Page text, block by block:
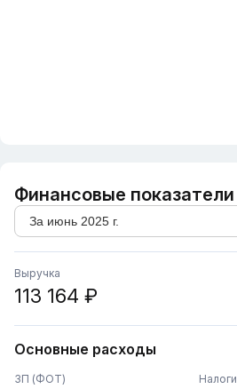
Финансовые показатели
Выручка
113 164 ₽
Основные расходы
ЗП (ФОТ)